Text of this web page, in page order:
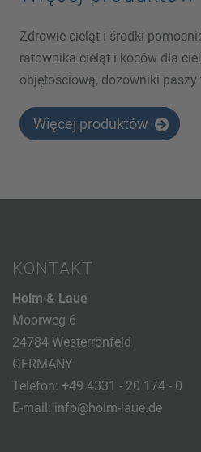
Zdrowie cieląt i środki
ratownika cieląt i koców dla
objętościową, dozowniki paszy
Więcej produktów
KONTAKT
Holm & Laue
Moorweg 6
24784 Westerrönfeld
GERMANY
Telefon: +49 4331 - 20 174 - 0
E-mail: info@holm-laue.de